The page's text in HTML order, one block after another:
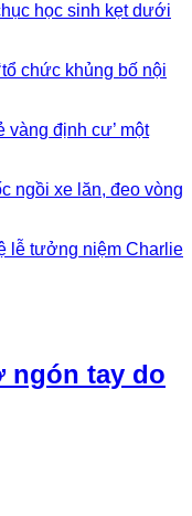
học sinh kẹt dưới
chức khủng bố nội
vàng định cư’ một
ngồi xe lăn, đeo vòng
lễ tưởng niệm Charlie
ngón tay do